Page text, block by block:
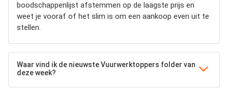
boodschappenlijst afstemmen op de laagste prijs en
weet je vooraf of het slim is om een aankoop even uit te
stellen.
Waar vind ik de nieuwste Vuurwerktoppers folder van
deze week?